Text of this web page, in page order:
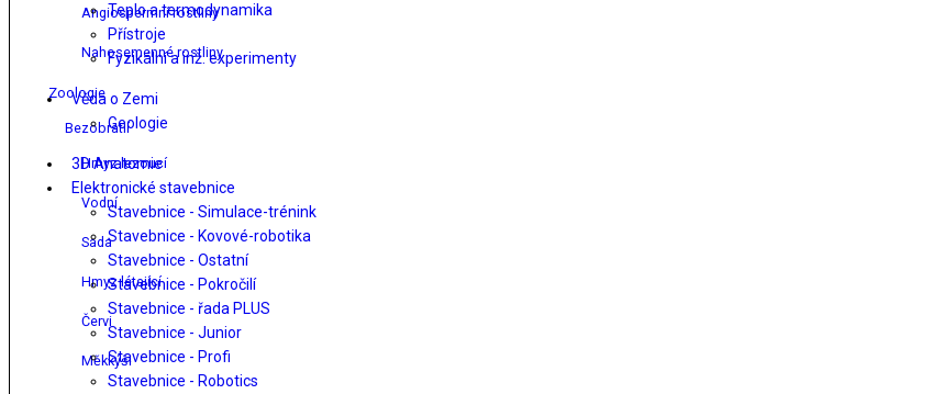
Teplo a termodynamika
Přístroje
Fyzikální a inž. experimenty
Věda o Zemi
Geologie
3D Anatomie
Elektronické stavebnice
Stavebnice - Simulace-trénink
Stavebnice - Kovové-robotika
Stavebnice - Ostatní
Stavebnice - Pokročilí
Stavebnice - řada PLUS
Stavebnice - Junior
Stavebnice - Profi
Stavebnice - Robotics
Angiospermní rostliny
Nahosemenné rostliny
Zoologie
Bezobratlí
Hmyz lezoucí
Vodní
Sada
Hmyz létající
Červi
Měkkýši